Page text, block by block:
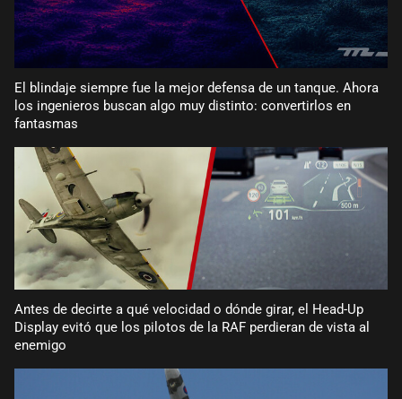
El blindaje siempre fue la mejor defensa de un tanque. Ahora
los ingenieros buscan algo muy distinto: convertirlos en
fantasmas
Antes de decirte a qué velocidad o dónde girar, el Head-Up
Display evitó que los pilotos de la RAF perdieran de vista al
enemigo